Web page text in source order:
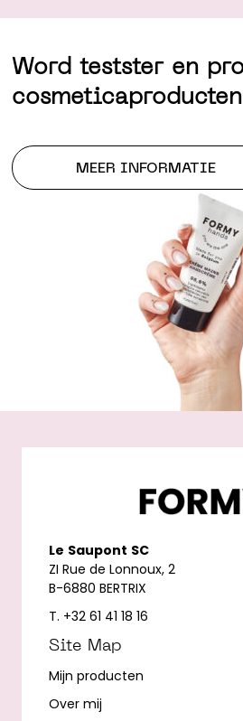
Word testster en
MEER INFORMATIE
Le Saupont SC
ZI Rue de Lonnoux, 2
B-6880 BERTRIX
T. +32 61 41 18 16
Site Map
Mijn producten
Over mij